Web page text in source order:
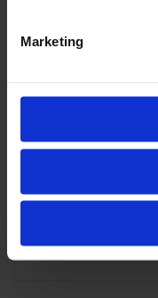
Marketing
FENDT 826